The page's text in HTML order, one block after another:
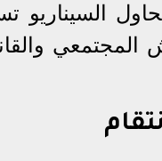
السيناريو
المجتمعي